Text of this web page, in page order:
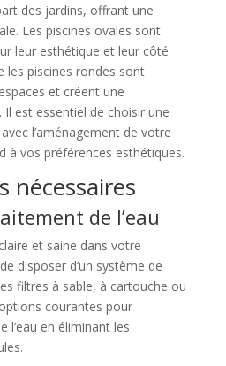
des jardins, offrant une
Les piscines ovales sont
leur esthétique et leur côté
les piscines rondes sont
et créent une
est essentiel de choisir une
l’aménagement de votre
à vos préférences esthétiques.
nécessaires
de l’eau
et saine dans votre
disposer d’un système de
filtres à sable, à cartouche ou
courantes pour
l’eau en éliminant les